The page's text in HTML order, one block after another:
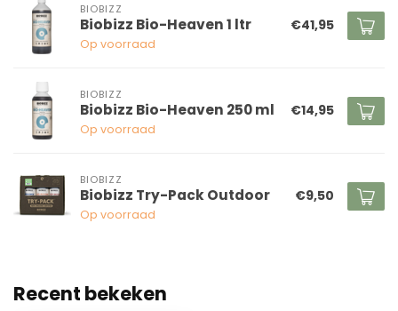
BIOBIZZ
Biobizz Bio-Heaven 1 ltr
Op voorraad
€41,95
BIOBIZZ
Biobizz Bio-Heaven 250 ml
Op voorraad
€14,95
BIOBIZZ
Biobizz Try-Pack Outdoor
Op voorraad
€9,50
Recent bekeken